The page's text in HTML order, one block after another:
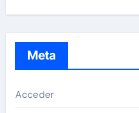
Meta
Acceder